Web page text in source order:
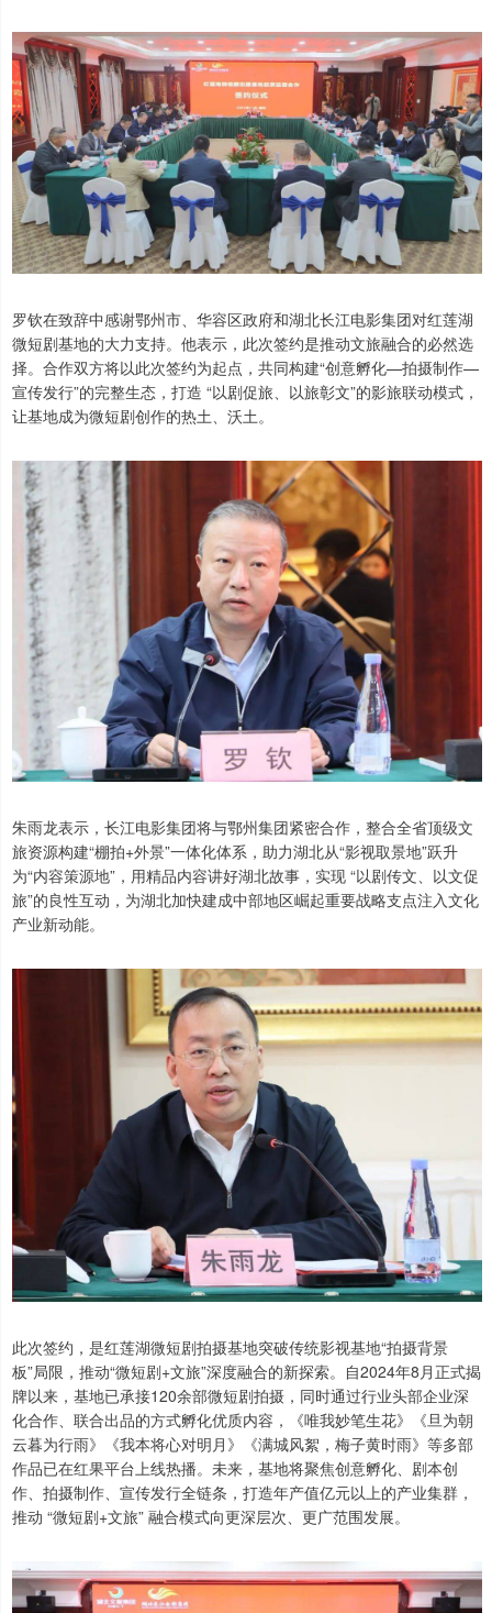
罗钦在致辞中感谢鄂州市、华容区政府和湖北长江电影集团对红莲湖
微短剧基地的大力支持。他表示，此次签约是推动文旅融合的必然选
择。合作双方将以此次签约为起点，共同构建“创意孵化—拍摄制作—
宣传发行”的完整生态，打造 “以剧促旅、以旅彰文”的影旅联动模式，
让基地成为微短剧创作的热土、沃土。
朱雨龙表示，长江电影集团将与鄂州集团紧密合作，整合全省顶级文
旅资源构建“棚拍+外景”一体化体系，助力湖北从“影视取景地”跃升
为“内容策源地”，用精品内容讲好湖北故事，实现 “以剧传文、以文促
旅”的良性互动，为湖北加快建成中部地区崛起重要战略支点注入文化
产业新动能。
此次签约，是红莲湖微短剧拍摄基地突破传统影视基地“拍摄背景
板”局限，推动“微短剧+文旅”深度融合的新探索。自2024年8月正式揭
牌以来，基地已承接120余部微短剧拍摄，同时通过行业头部企业深
化合作、联合出品的方式孵化优质内容，《唯我妙笔生花》《旦为朝
云暮为行雨》《我本将心对明月》《满城风絮，梅子黄时雨》等多部
作品已在红果平台上线热播。未来，基地将聚焦创意孵化、剧本创
作、拍摄制作、宣传发行全链条，打造年产值亿元以上的产业集群，
推动 “微短剧+文旅” 融合模式向更深层次、更广范围发展。